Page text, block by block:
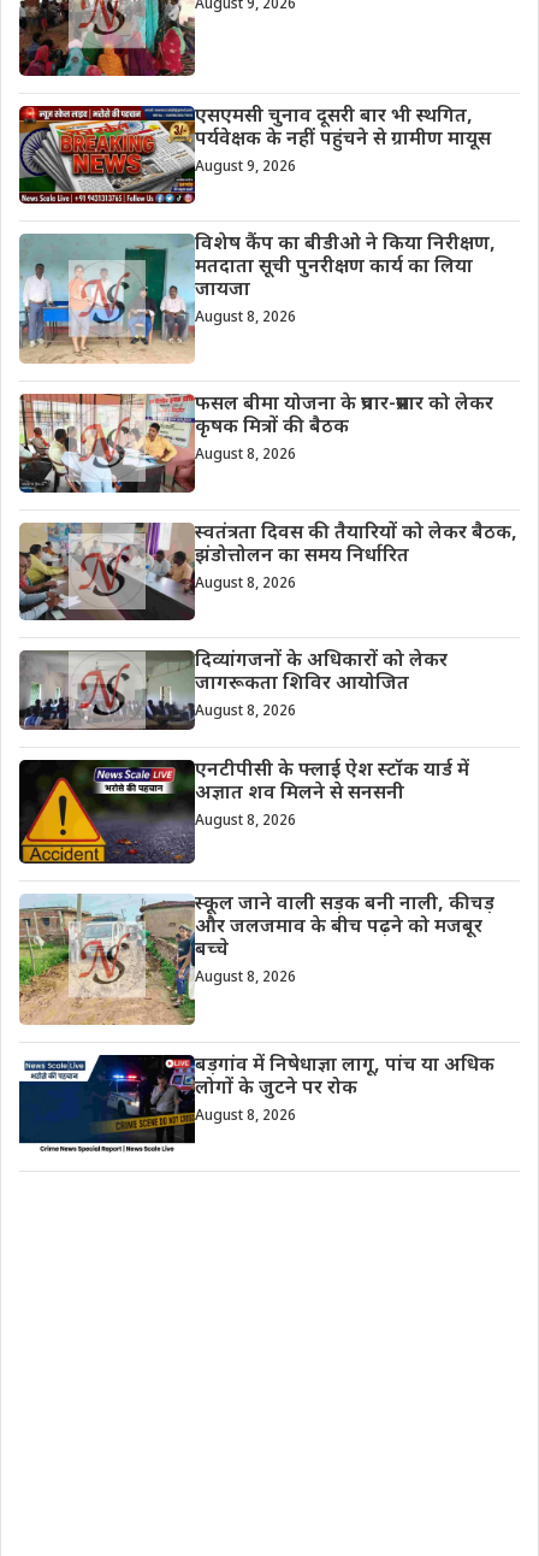
August 9, 2026
एसएमसी चुनाव दूसरी बार भी स्थगित,
पर्यवेक्षक के नहीं पहुंचने से ग्रामीण मायूस
August 9, 2026
विशेष कैंप का बीडीओ ने किया निरीक्षण,
मतदाता सूची पुनरीक्षण कार्य का लिया
जायजा
August 8, 2026
फसल बीमा योजना के प्रचार-प्रसार को लेकर
कृषक मित्रों की बैठक
August 8, 2026
स्वतंत्रता दिवस की तैयारियों को लेकर बैठक,
झंडोत्तोलन का समय निर्धारित
August 8, 2026
दिव्यांगजनों के अधिकारों को लेकर
जागरूकता शिविर आयोजित
August 8, 2026
एनटीपीसी के फ्लाई ऐश स्टॉक यार्ड में
अज्ञात शव मिलने से सनसनी
August 8, 2026
स्कूल जाने वाली सड़क बनी नाली, कीचड़
और जलजमाव के बीच पढ़ने को मजबूर
बच्चे
August 8, 2026
बड़गांव में निषेधाज्ञा लागू, पांच या अधिक
लोगों के जुटने पर रोक
August 8, 2026